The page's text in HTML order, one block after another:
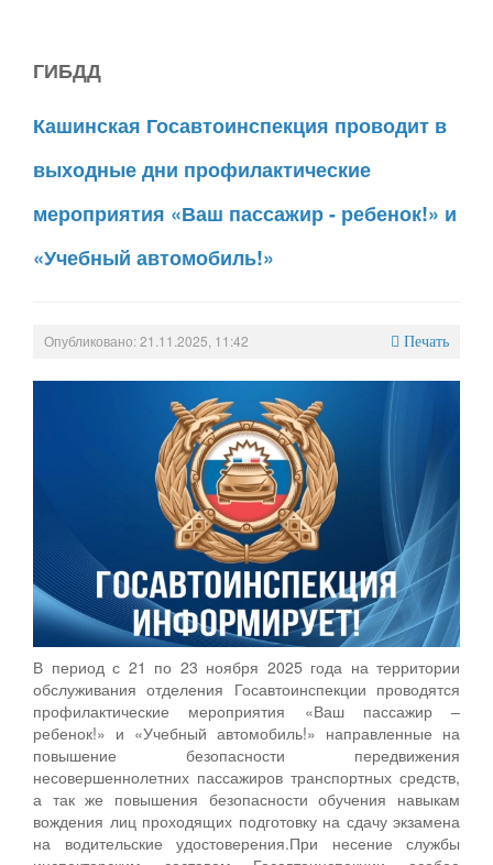
ГИБДД
Кашинская Госавтоинспекция проводит в
выходные дни профилактические
мероприятия «Ваш пассажир - ребенок!» и
«Учебный автомобиль!»
Опубликовано: 21.11.2025, 11:42 Печать
В период с 21 по 23 ноября 2025 года на территории
обслуживания отделения Госавтоинспекции проводятся
профилактические мероприятия «Ваш пассажир –
ребенок!» и «Учебный автомобиль!» направленные на
повышение безопасности передвижения
несовершеннолетних пассажиров транспортных средств,
а так же повышения безопасности обучения навыкам
вождения лиц проходящих подготовку на сдачу экзамена
на водительские удостоверения.При несение службы